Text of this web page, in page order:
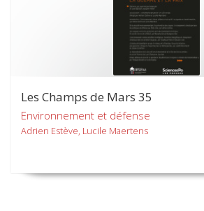
Les Champs de Mars 35
Environnement et défense
Adrien Estève, Lucile Maertens